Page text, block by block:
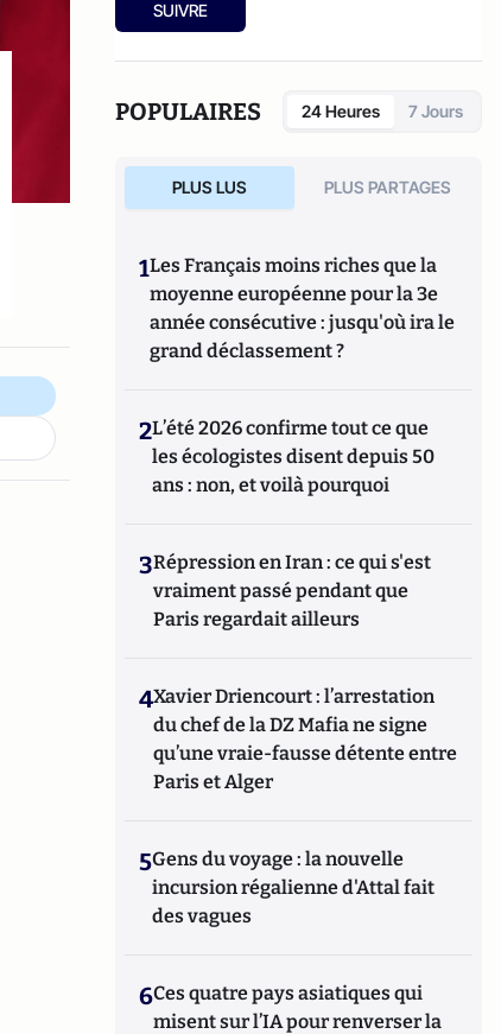
SUIVRE
POPULAIRES 24 Heures 7 Jours
PLUS LUS PLUS PARTAGES
1Les Français moins riches que la
moyenne européenne pour la 3e
année consécutive : jusqu'où ira le
grand déclassement ?
2L’été 2026 confirme tout ce que
les écologistes disent depuis 50
ans : non, et voilà pourquoi
3Répression en Iran : ce qui s'est
vraiment passé pendant que
Paris regardait ailleurs
4Xavier Driencourt : l’arrestation
du chef de la DZ Mafia ne signe
qu’une vraie-fausse détente entre
Paris et Alger
5Gens du voyage : la nouvelle
incursion régalienne d'Attal fait
des vagues
6Ces quatre pays asiatiques qui
misent sur l’IA pour renverser la